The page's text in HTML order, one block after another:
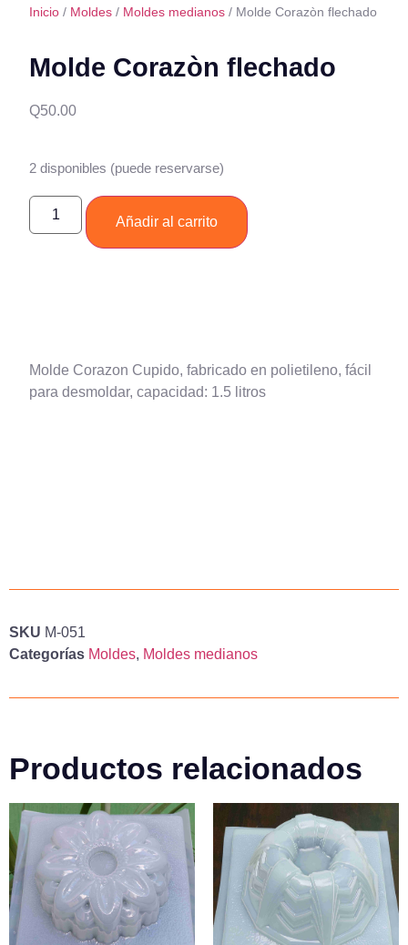
Inicio / Moldes / Moldes medianos / Molde Corazòn flechado
Molde Corazòn flechado
Q50.00
2 disponibles (puede reservarse)
Añadir al carrito
Molde Corazon Cupido, fabricado en polietileno, fácil
para desmoldar, capacidad: 1.5 litros
SKU M-051
Categorías Moldes, Moldes medianos
Productos relacionados